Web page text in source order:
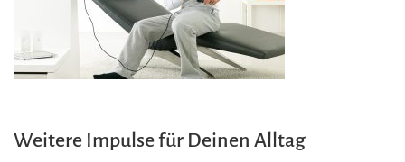
Weitere Impulse für Deinen Alltag